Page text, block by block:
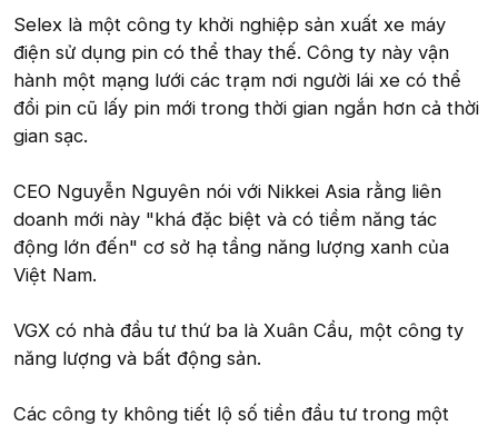
Selex là một công ty khởi nghiệp sản xuất xe máy
điện sử dụng pin có thể thay thế. Công ty này vận
hành một mạng lưới các trạm nơi người lái xe có thể
đổi pin cũ lấy pin mới trong thời gian ngắn hơn cả thời
gian sạc.
CEO Nguyễn Nguyên nói với Nikkei Asia rằng liên
doanh mới này "khá đặc biệt và có tiềm năng tác
động lớn đến" cơ sở hạ tầng năng lượng xanh của
Việt Nam.
VGX có nhà đầu tư thứ ba là Xuân Cầu, một công ty
năng lượng và bất động sản.
Các công ty không tiết lộ số tiền đầu tư trong một